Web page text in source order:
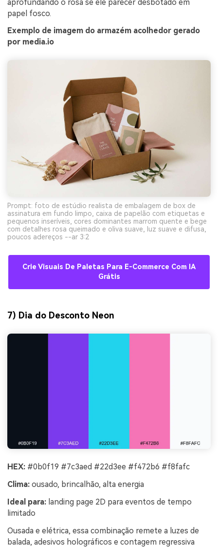
aprofundando o rosa se ele parecer desbotado em
papel fosco.
Exemplo de imagem do armazém acolhedor gerado
por media.io
Prompt: foto de estúdio realista de embalagem de box de
assinatura em fundo limpo, caixa de papelão com etiquetas e
pequenos inseríveis, cores dominantes marrom quente e bege
com detalhes rosa queimado e oliva suave, luz suave e difusa,
poucos adereços --ar 3:2
Crie Visuais De Paletas Para E-Commerce Com IA
Grátis
7) Dia do Desconto Neon
HEX: #0b0f19 #7c3aed #22d3ee #f472b6 #f8fafc
Clima: ousado, brincalhão, alta energia
Ideal para: landing page 2D para eventos de tempo
limitado
Ousada e elétrica, essa combinação remete a luzes de
balada, adesivos holográficos e contagem regressiva